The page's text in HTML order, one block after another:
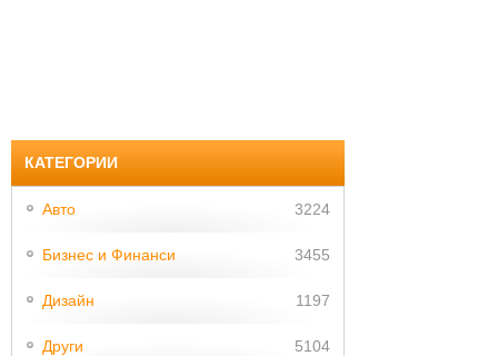
КАТЕГОРИИ
Авто 3224
Бизнес и Финанси 3455
Дизайн 1197
Други 5104